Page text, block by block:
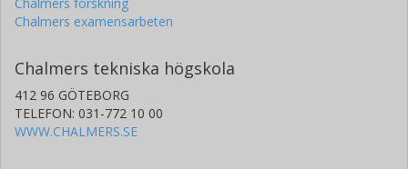
Chalmers examensarbeten
Chalmers tekniska högskola
412 96 GÖTEBORG
TELEFON: 031-772 10 00
WWW.CHALMERS.SE